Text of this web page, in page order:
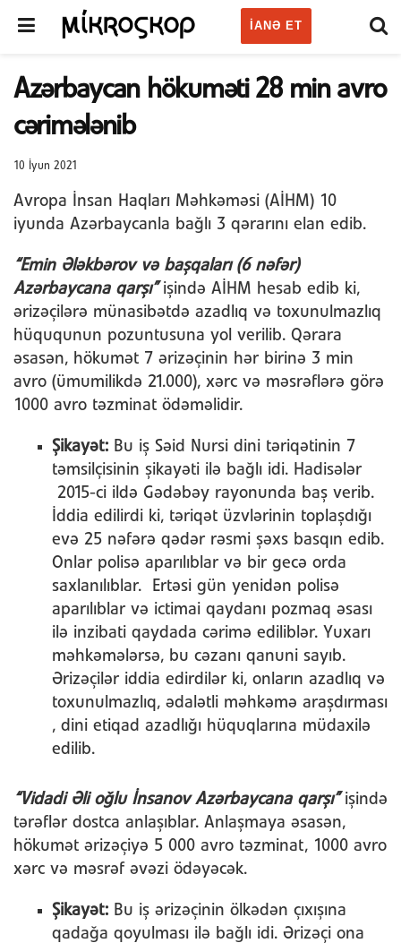
IANƏ ET
Azərbaycan hökuməti 28 min avro
cərimələnib
10 İyun 2021
Avropa İnsan Haqları Məhkəməsi (AİHM) 10
iyunda Azərbaycanla bağlı 3 qərarını elan edib.
“Emin Ələkbərov və başqaları (6 nəfər)
Azərbaycana qarşı”işində AİHM hesab edib ki,
ərizəçilərə münasibətdə azadlıq və toxunulmazlıq
hüququnun pozuntusuna yol verilib. Qərara
əsasən, hökumət 7 ərizəçinin hər birinə 3 min
avro (ümumilikdə 21.000), xərc və məsrəflərə görə
1000 avro təzminat ödəməlidir.
Şikayət:Bu iş Səid Nursi dini təriqətinin 7
təmsilçisinin şikayəti ilə bağlı idi. Hadisələr
2015-ci ildə Gədəbəy rayonunda baş verib.
İddia edilirdi ki, təriqət üzvlərinin toplaşdığı
evə 25 nəfərə qədər rəsmi şəxs basqın edib.
Onlar polisə aparılıblar və bir gecə orda
saxlanılıblar. Ertəsi gün yenidən polisə
aparılıblar və ictimai qaydanı pozmaq əsası
ilə inzibati qaydada cərimə ediliblər. Yuxarı
məhkəmələrsə, bu cəzanı qanuni sayıb.
Ərizəçilər iddia edirdilər ki, onların azadlıq və
toxunulmazlıq, ədalətli məhkəmə araşdırması
, dini etiqad azadlığı hüquqlarına müdaxilə
edilib.
“Vidadi Əli oğlu İnsanov Azərbaycana qarşı”işində
tərəflər dostca anlaşıblar. Anlaşmaya əsasən,
hökumət ərizəçiyə 5 000 avro təzminat, 1000 avro
xərc və məsrəf əvəzi ödəyəcək.
Şikayət:Bu iş ərizəçinin ölkədən çıxışına
qadağa qoyulması ilə bağlı idi. Ərizəçi ona